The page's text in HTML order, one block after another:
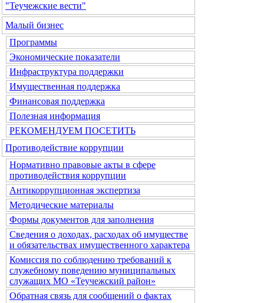
"Теучежские вести"
Малый бизнес
Программы
Экономические показатели
Инфраструктура поддержки
Имущественная поддержка
Финансовая поддержка
Полезная информация
РЕКОМЕНДУЕМ ПОСЕТИТЬ
Противодействие коррупции
Нормативно правовые акты в сфере
противодействия коррупции
Антикоррупционная экспертиза
Методические материалы
Формы документов для заполнения
Сведения о доходах, расходах об имуществе
и обязательствах имущественного характера
Комиссия по соблюдению требований к
служебному поведению муниципальных
служащих МО «Теучежский район»
Обратная связь для сообщений о фактах